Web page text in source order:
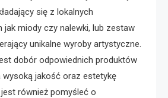
się z lokalnych
jak miody czy nalewki, lub zestaw
unikalne wyroby artystyczne.
dobór odpowiednich produktów
jakość oraz estetykę
również pomyśleć o